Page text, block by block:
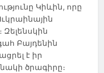
Կիևին, որը
Զելենսկին
Բայդենին
է իր
ծրագիրը։